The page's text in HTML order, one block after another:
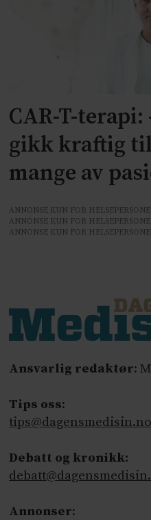
CAR-T-terapi:
gikk kraftig
mange av
ANNONSE KUN FOR
ANNONSE KUN FOR
ANNONSE KUN FOR
Ansvarlig redaktør:
Tips oss:
tips@dagensmedisin.no
Debatt og kronikk:
Annonser: